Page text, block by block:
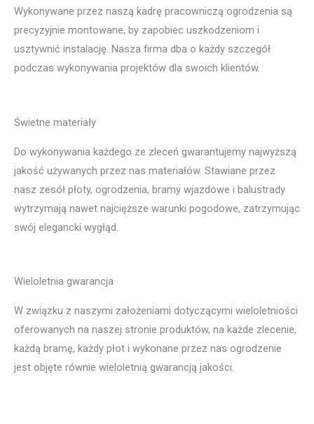
Wykonywane przez naszą kadrę pracowniczą ogrodzenia są
precyzyjnie montowane, by zapobiec uszkodzeniom i
usztywnić instalację. Nasza firma dba o każdy szczegół
podczas wykonywania projektów dla swoich klientów.
Świetne materiały
Do wykonywania każdego ze zleceń gwarantujemy najwyższą
jakość używanych przez nas materiałów. Stawiane przez
nasz zesół płoty, ogrodzenia, bramy wjazdowe i balustrady
wytrzymają nawet najcięższe warunki pogodowe, zatrzymując
swój elegancki wygłąd.
Wieloletnia gwarancja
W związku z naszymi założeniami dotyczącymi wieloletniości
oferowanych na naszej stronie produktów, na każde zlecenie,
każdą bramę, każdy płot i wykonane przez nas ogrodzenie
jest objęte równie wieloletnią gwarancją jakości.